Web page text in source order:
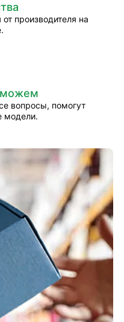
производителя на
вопросы, помогут
модели.